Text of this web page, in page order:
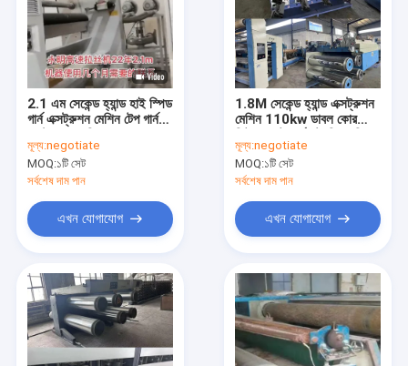
পণ্য
ভিডিও
2.1 এম সেকেন্ড হ্যান্ড হাই স্পিড
গার্ন এক্সট্রুশন মেশিন টেপ গার্ন
মূল্য:negotiate
MOQ:১টি সেট
সর্বশেষ দাম পান
এখন যোগাযোগ
1.8M সেকেন্ড হ্যান্ড এক্সট্রুশন
মেশিন 110kw ডাবল কোর
মূল্য:negotiate
MOQ:১টি সেট
সর্বশেষ দাম পান
এখন যোগাযোগ